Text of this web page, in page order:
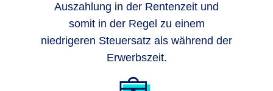
Auszahlung in der Rentenzeit und
somit in der Regel zu einem
niedrigeren Steuersatz als während der
Erwerbszeit.